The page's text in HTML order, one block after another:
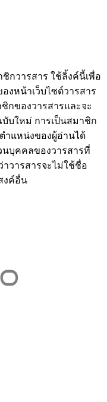
กวารสาร ใช้ลิ้งค์นี้เพื่อ
งหน้าเว็บไซต์วารสาร
กของวารสารและจะ
บใหม่ การเป็นสมาชิก
ำแหน่งของผู้อ่านได้
บุคคลของวารสารที่
าวารสารจะไม่ใช้ชื่อ
งค์อื่น